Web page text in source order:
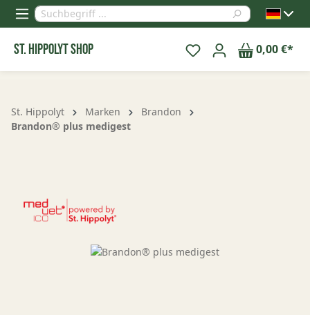
springen
St. Hippolyt Shop 0,00 €*
St. Hippolyt Marken
Brandon
Brandon® plus medigest
Bildergalerie überspringen